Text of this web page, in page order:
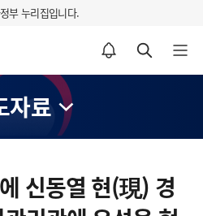
부 누리집입니다.
알림설정 바로가기 검색 바로가기 메뉴 열기
자료
신동열 현(現) 경